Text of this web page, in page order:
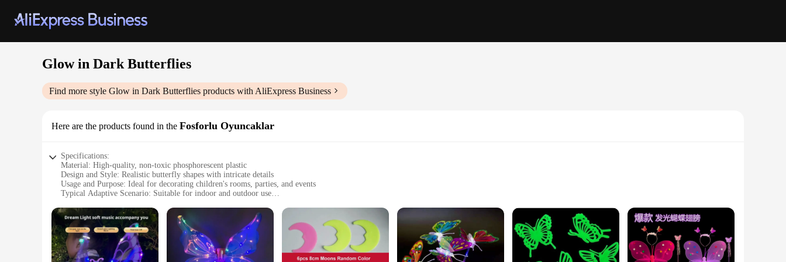
Glow in Dark Butterflies
Find more style Glow in Dark Butterflies products with AliExpress Business
Here are the products found in the Fosforlu Oyuncaklar
Specifications:
Material: High-quality, non-toxic phosphorescent plastic
Design and Style: Realistic butterfly shapes with intricate details
Usage and Purpose: Ideal for decorating children's rooms, parties, and events
Typical Adaptive Scenario: Suitable for indoor and outdoor use
Performance and Property: Glow in the dark feature for a magical ambiance
Features:
**Enchanting Decor for Any Occasion**
The Glow in Dark Butterflies are a delightful addition to any space, bringing a touch of magic and whimsy. These realistic butterfly shapes, crafted from high-quality, non-toxic phosphorescent plastic,
are designed to glow in the dark, creating a captivating and enchanting atmosphere. Whether you're looking to add a whimsical touch to a child's room, liven up a party, or create a magical ambiance